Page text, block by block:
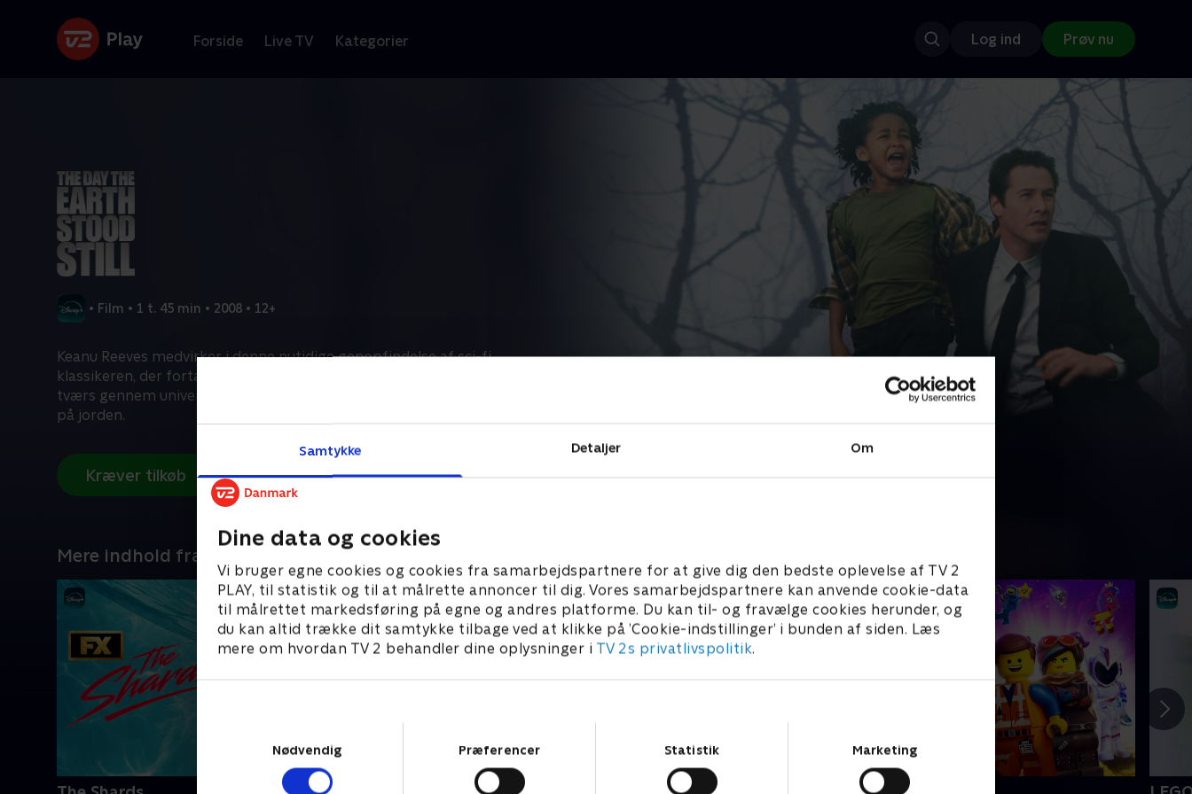
Samtykke Detaljer Om
Dine data og cookies
Vi bruger egne cookies og cookies fra samarbejdspartnere for at give dig den bedste oplevelse af TV 2
PLAY, til statistik og til at målrette annoncer til dig. Vores samarbejdspartnere kan anvende cookie-data
til målrettet markedsføring på egne og andres platforme. Du kan til- og fravælge cookies herunder, og
du kan altid trække dit samtykke tilbage ved at klikke på ’Cookie-indstillinger’ i bunden af siden. Læs
mere om hvordan TV 2 behandler dine oplysninger i TV 2s privatlivspolitik.
Nødvendig
Præferencer Statistik Marketing
Forside Live TV Kategorier Log ind Prøv nu
• Film • 1 t. 45 min • 2008 • 12+
Keanu Reeves medvirker i denne nutidige genopfindelse af sci-fi
klassikeren, der fortæller historien om et rumvæsen, der rejser
tværs gennem universet for at advare om en forestående krise
på jorden.
Kræver tilkøb
Mere indhold fra Disney+